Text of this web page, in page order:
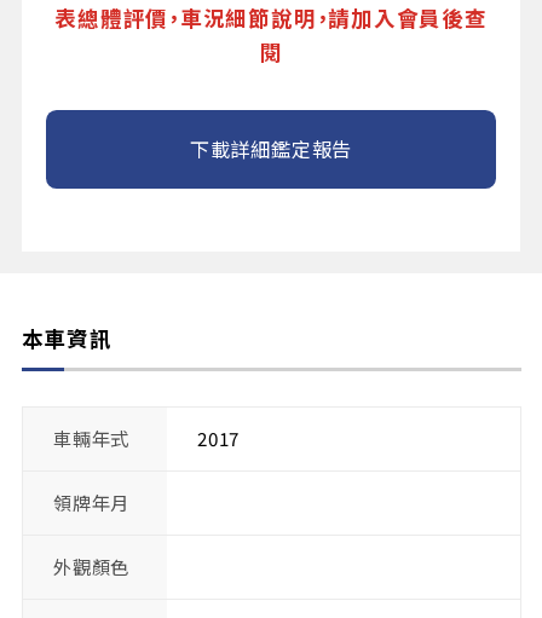
表總體評價，車況細節說明，請加入會員後查
閱
下載詳細鑑定報告
本車資訊
車輛年式 2017
領牌年月
外觀顏色